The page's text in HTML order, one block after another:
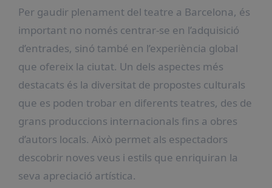
Per gaudir plenament del teatre a Barcelona, és
important no només centrar-se en l’adquisició
d’entrades, sinó també en l’experiència global
que ofereix la ciutat. Un dels aspectes més
destacats és la diversitat de propostes culturals
que es poden trobar en diferents teatres, des de
grans produccions internacionals fins a obres
d’autors locals. Això permet als espectadors
descobrir noves veus i estils que enriquiran la
seva apreciació artística.